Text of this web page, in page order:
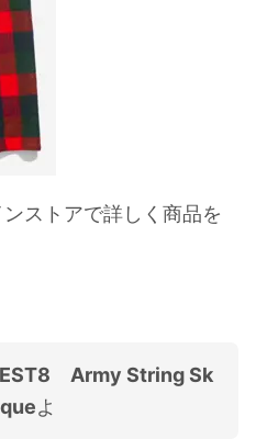
ストアで詳しく商品を
Army String Sk
よ